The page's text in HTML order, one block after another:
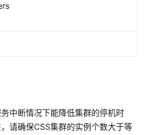
中断情况下能降低集群的停机时
请确保CSS集群的实例个数大于等